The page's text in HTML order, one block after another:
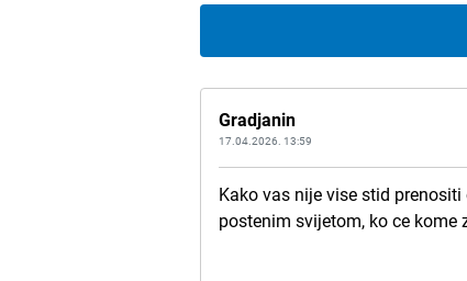
Gradjanin
17.04.2026. 13:59
Kako vas nije vise stid
postenim svijetom, ko ce kome